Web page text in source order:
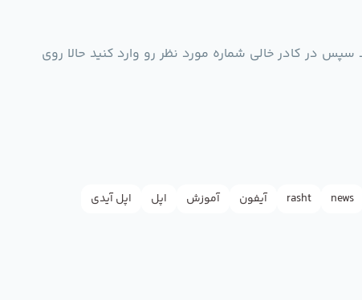
در کادر خالی شماره مورد نظر رو وارد کنید حالا روی
news
rasht آیفون آموزش اپل
اپل آیدی